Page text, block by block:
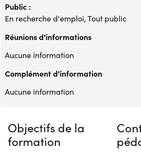
Public :
En recherche d'emploi, Tout public
Réunions d'informations
Aucune information
Complément d'information
Aucune information
Objectifs de la
formation